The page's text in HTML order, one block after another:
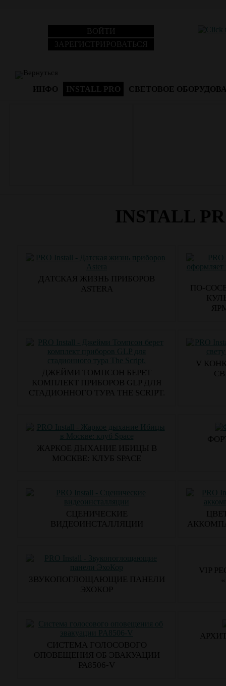
ВОЙТИ
ЗАРЕГИСТРИРОВАТЬСЯ
Вернуться
ИНФО INSTALL PRO СВЕТОВОЕ
INSTALL
ДАТСКАЯ ЖИЗНЬ ПРИБОРОВ
ASTERA
ПО-
ДЖЕЙМИ ТОМПСОН БЕРЕТ
КОМПЛЕКТ ПРИБОРОВ GLP ДЛЯ
СТАДИОННОГО ТУРА THE SCRIPT.
V
ЖАРКОЕ ДЫХАНИЕ ИБИЦЫ В
МОСКВЕ: КЛУБ SPACE
СЦЕНИЧЕСКИЕ
ВИДЕОИНСТАЛЛЯЦИИ
ЗВУКОПОГЛОЩАЮЩИЕ ПАНЕЛИ
ЭХОКОР
VIP
​СИСТЕМА ГОЛОСОВОГО
ОПОВЕЩЕНИЯ ОБ ЭВАКУАЦИИ
PA8506-V